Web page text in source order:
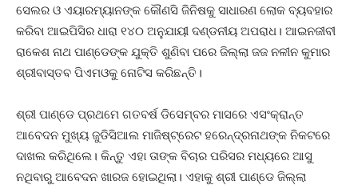
ସେଲର ଓ ଏୟାରମ୍ୟାନଙ୍କ କୌଣସି ଜିନିଷକୁ ସାଧାରଣ ଲୋକ ବ୍ୟବହାର
କରିବା ଆଇପିସିର ଧାରା ୧୪୦ ଅନୁଯାୟୀ ଦଣ୍ଡନୀୟ ଅପରାଧ। ଆଇନଜୀବୀ
ରାକେଶ ନାଥ ପାଣ୍ଡେଙ୍କ ଯୁକ୍ତି ଶୁଣିବା ପରେ ଜିଲ୍ଲା ଜଜ ନଳୀନ କୁମାର
ଶ୍ରୀବାସ୍ତବ ପିଏମଓକୁ ନୋଟିସ କରିଛନ୍ତି।
ଶ୍ରୀ ପାଣ୍ଡେ ପ୍ରଥମେ ଗତବର୍ଷ ଡିସେମ୍ବର ମାସରେ ଏସଂକ୍ରାନ୍ତ
ଆବେଦନ ମୁଖ୍ୟ ଜୁଡିସିଆଲ ମାଜିଷ୍ଟ୍ରେଟ ହରେନ୍ଦ୍ରନାଥଙ୍କ ନିକଟରେ
ଦାଖଲ କରିଥିଲେ। କିନ୍ତୁ ଏହା ତାଙ୍କ ବିଚାର ପରିସର ମଧ୍ୟରେ ଆସୁ
ନଥିବାରୁ ଆବେଦନ ଖାରଜ ହୋଇଥିଲା। ଏହାକୁ ଶ୍ରୀ ପାଣ୍ଡେ ଜିଲ୍ଲା